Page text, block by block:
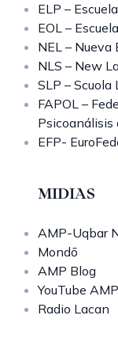
ELP –
EOL –
NEL – Nueva
NLS – New
SLP –
FAPOL –
Psicoanálisis
EFP-
MIDIAS
AMP-Uqbar
Mondō
AMP Blog
YouTube AMP
Radio Lacan